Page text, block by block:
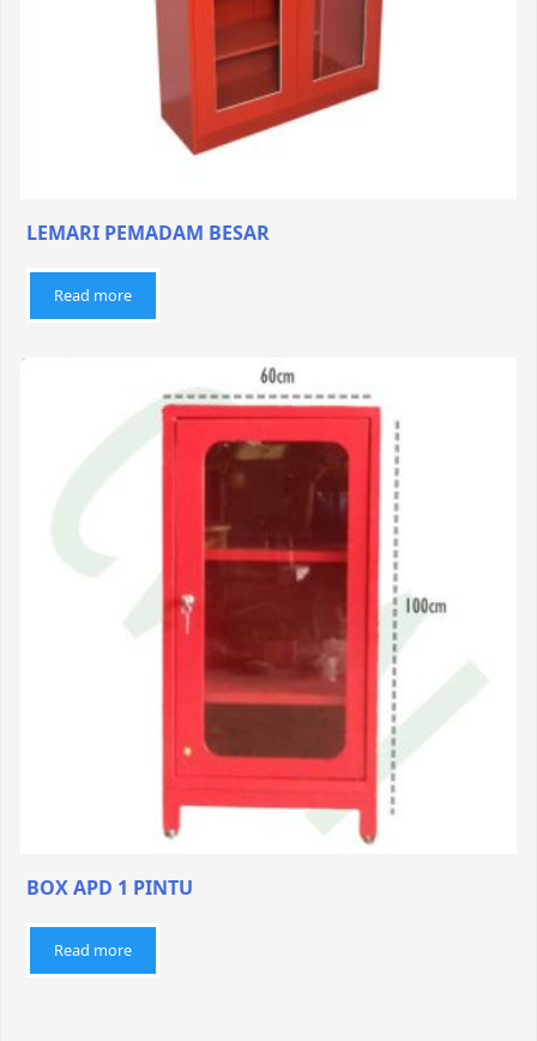
LEMARI PEMADAM BESAR
Read more
BOX APD 1 PINTU
Read more